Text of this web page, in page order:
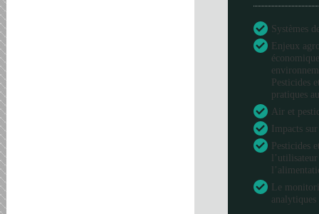
Systèmes
Enjeux
Pesticides
pratiques
Air et
Impacts
Pesticides
Le